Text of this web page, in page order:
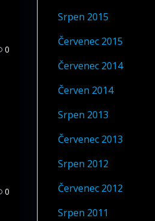
0
0
Srpen 2015
Červenec 2015
Červenec 2014
Červen 2014
Srpen 2013
Červenec 2013
Srpen 2012
Červenec 2012
Srpen 2011